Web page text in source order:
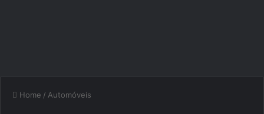
Home / Automóveis